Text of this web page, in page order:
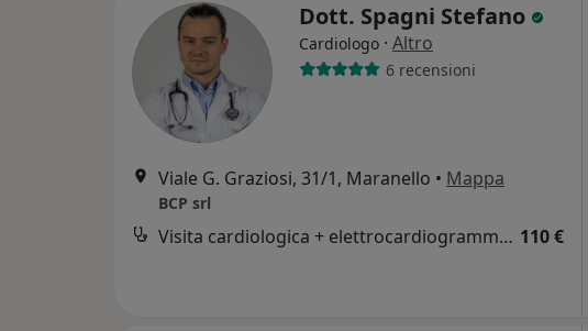
Dott. Spagni Stefano
Cardiologo · Altro
6 recensioni
Viale G. Graziosi, 31/1, Maranello • Mappa
BCP srl
Visita cardiologica + elettrocardiogramma (ECG) 110 €